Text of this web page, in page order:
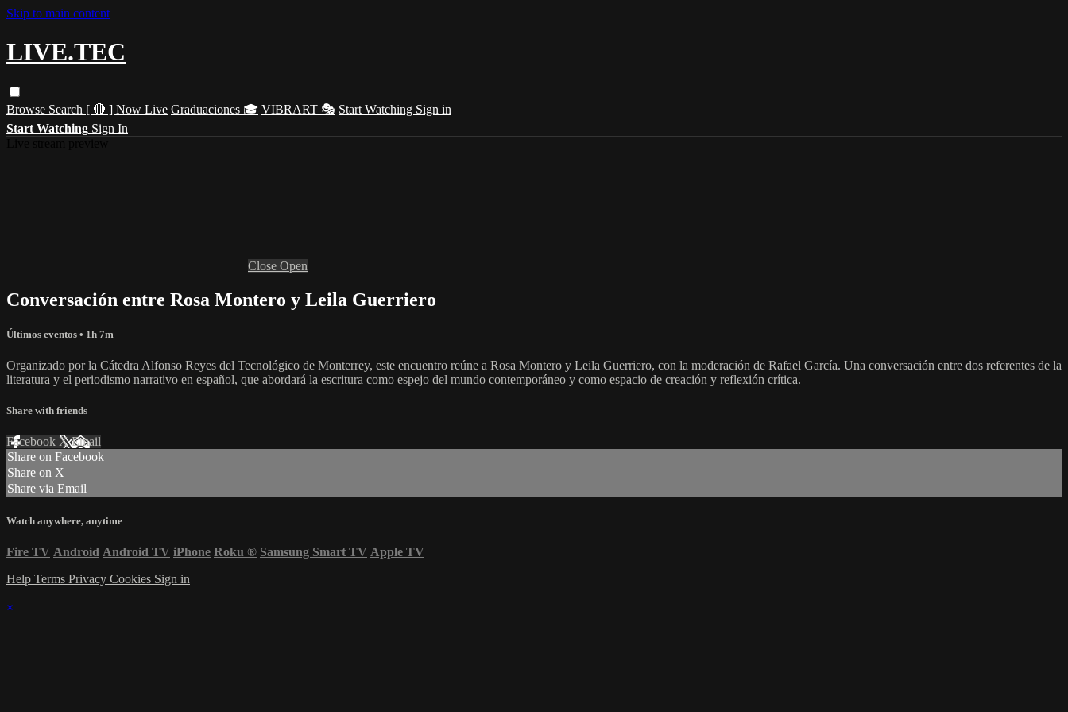
Skip to main content
LIVE.TEC
Browse Search [ 🔴 ] Now Live Graduaciones 🎓 VIBRART 🎭 Start Watching Sign in
Start Watching Sign In
Close Open
Conversación entre Rosa Montero y Leila Guerriero
Últimos eventos • 1h 7m
Organizado por la Cátedra Alfonso Reyes del Tecnológico de Monterrey, este encuentro reúne a Rosa Montero y Leila Guerriero, con la moderación de Rafael García. Una conversación entre dos referentes de la
literatura y el periodismo narrativo en español, que abordará la escritura como espejo del mundo contemporáneo y como espacio de creación y reflexión crítica.
Share with friends
Facebook XEmail
Share on Facebook
Share on X
Share via Email
Watch anywhere, anytime
Fire TV Android Android TV iPhone Roku ® Samsung Smart TV Apple TV
Help Terms Privacy Cookies Sign in
×